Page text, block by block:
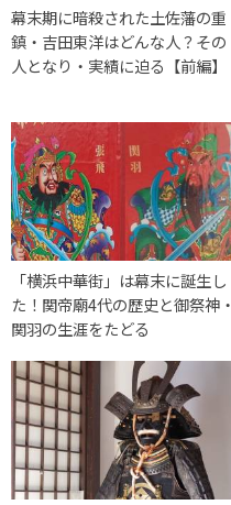
幕末期に暗殺された土佐藩の重
鎮・吉田東洋はどんな人？その
人となり・実績に迫る【前編】
「横浜中華街」は幕末に誕生し
た！関帝廟4代の歴史と御祭神・
関羽の生涯をたどる